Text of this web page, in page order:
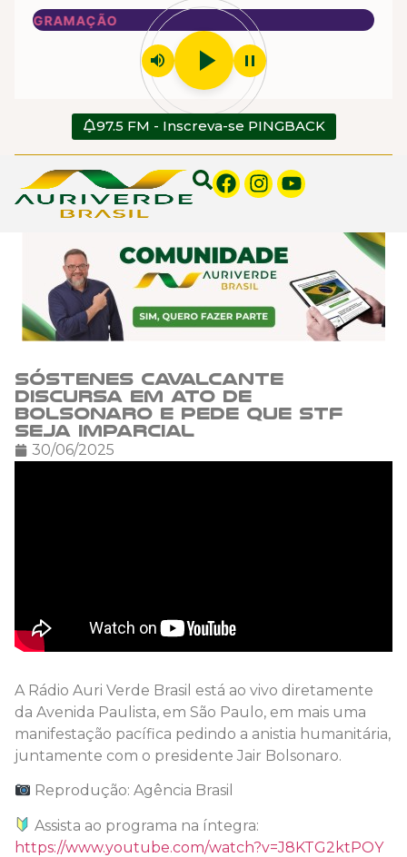
volume_up play_arrow pause
97.5 FM - Inscreva-se PINGBACK
Sóstenes Cavalcante
discursa em ato de
Bolsonaro e pede que STF
seja imparcial
30/06/2025
A Rádio Auri Verde Brasil está ao vivo diretamente
da Avenida Paulista, em São Paulo, em mais uma
manifestação pacífica pedindo a anistia humanitária,
juntamente com o presidente Jair Bolsonaro.
Reprodução: Agência Brasil
Assista ao programa na íntegra:
https://www.youtube.com/watch?v=J8KTG2ktPOY